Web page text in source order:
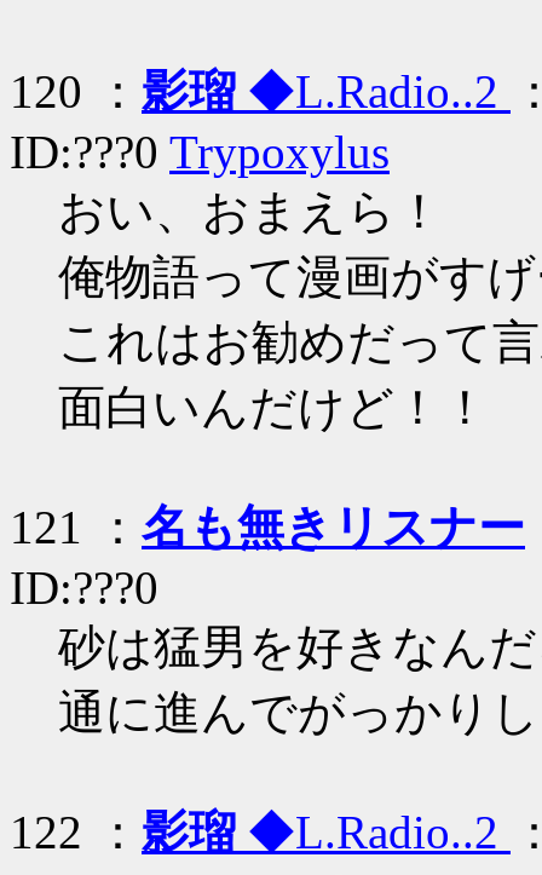
120 ： 影瑠 ◆L.Radio..2
ID:???0 Trypoxylus
おい、おまえら！
俺物語って漫画がす
これはお勧めだって
面白いんだけど！！
121 ： 名も無きリスナー
ID:???0
砂は猛男を好きなん
通に進んでがっかり
122 ： 影瑠 ◆L.Radio..2